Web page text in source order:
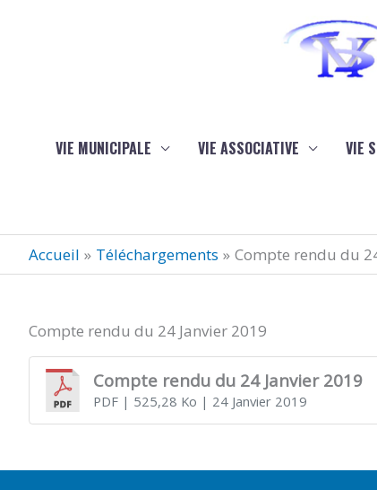
VIE MUNICIPALE VIE ASSOCIATIVE VIE
Accueil Téléchargements Compte rendu du
Compte rendu du 24 Janvier 2019
Compte rendu du 24 Janvier 2019
PDF| 525,28 Ko | 24 Janvier 2019